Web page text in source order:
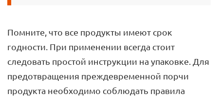
Помните, что все продукты имеют срок
годности. При применении всегда стоит
следовать простой инструкции на упаковке. Для
предотвращения преждевременной порчи
продукта необходимо соблюдать правила